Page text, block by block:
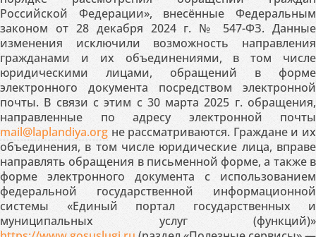
Российской Федерации», внесённые Федеральным
законом от 28 декабря 2024 г. № 547-ФЗ. Данные
изменения исключили возможность направления
гражданами и их объединениями, в том числе
юридическими лицами, обращений в форме
электронного документа посредством электронной
почты. В связи с этим с 30 марта 2025 г. обращения,
направленные по адресу электронной почты
mail@laplandiya.org не рассматриваются. Граждане и их
объединения, в том числе юридические лица, вправе
направлять обращения в письменной форме, а также в
форме электронного документа с использованием
федеральной государственной информационной
системы «Единый портал государственных и
муниципальных услуг (функций)»